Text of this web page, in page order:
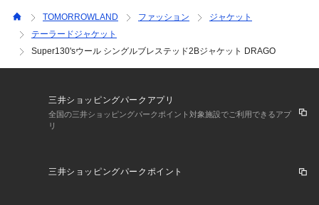
トアップでの着用がおすすめです。
〈TOMORROWLAND PILGRIM（トゥモローランド ピルグリ
ム）〉
をコンセプトに掲げたクロージングレーベル。
高いレベルの技術力・品質管理により、着心地を妨げない人体
の曲線に沿った美しいシルエットに仕上がります。
既製服ながらフルオーダーのような着心地・満足感が味わえる
TOMORROWLAND ファッション
ジャケット
テーラードジャケット
Super130'sウール シングルブレステッド2Bジャケット DRAGO
三井ショッピングパークアプリ
全国の三井ショッピングパークポイント対象施設でご利用できるアプ
リ
三井ショッピングパークポイント